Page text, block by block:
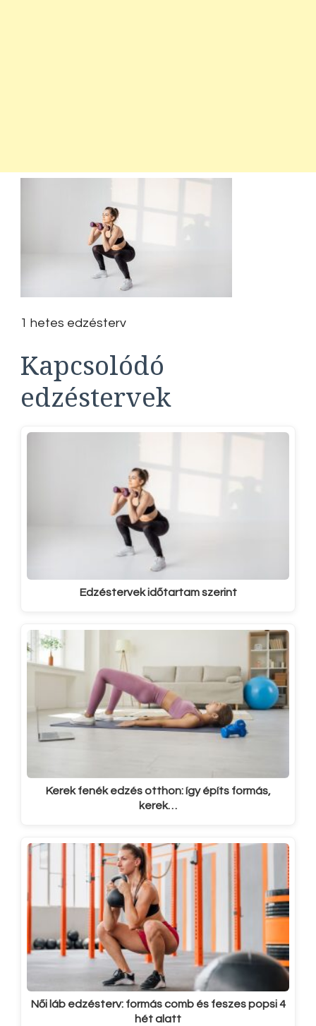
1 hetes edzésterv
Kapcsolódó
edzéstervek
Edzéstervek időtartam szerint
Kerek fenék edzés otthon: így építs formás,
kerek…
Női láb edzésterv: formás comb és feszes popsi 4
hét alatt